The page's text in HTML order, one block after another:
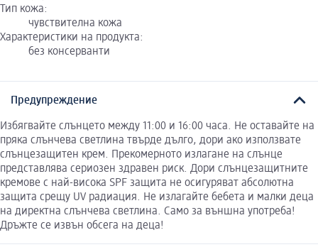
Тип кожа:
чувствителна кожа
Характеристики на продукта:
без консерванти
Предупреждение
Избягвайте слънцето между 11:00 и 16:00 часа. Не оставайте на
пряка слънчева светлина твърде дълго, дори ако използвате
слънцезащитен крем. Прекомерното излагане на слънце
представлява сериозен здравен риск. Дори слънцезащитните
кремове с най-висока SPF защита не осигуряват абсолютна
защита срещу UV радиация. Не излагайте бебета и малки деца
на директна слънчева светлина. Само за външна употреба!
Дръжте се извън обсега на деца!